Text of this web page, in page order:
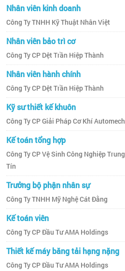
Nhân viên kinh doanh
Công Ty TNHH Kỹ Thuật Nhân Việt
Nhân viên bảo trì cơ
Công Ty CP Dệt Trần Hiệp Thành
Nhân viên hành chính
Công Ty CP Dệt Trần Hiệp Thành
Kỹ sư thiết kế khuôn
Công Ty CP Giải Pháp Cơ Khí Automech
Kế toán tổng hợp
Công Ty CP Vệ Sinh Công Nghiệp Trung
Tín
Trưởng bộ phận nhân sự
Công Ty TNHH Mỹ Nghệ Cát Đằng
Kế toán viên
Công Ty CP Đầu Tư AMA Holdings
Thiết kế máy băng tải hạng nặng
Công Ty CP Đầu Tư AMA Holdings